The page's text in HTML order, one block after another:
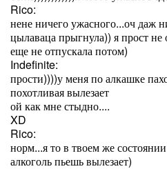
Rico:
нене ничего ужасного...оч даж
цылаваца прыгнула)) я прост не
еще не отпускала потом)
Indefinite:
прости))))у меня по алкашке
похотливая вылезает
ой как мне стыдно....
XD
Rico:
норм...я то в твоем же
алкоголь пьешь вылезает)